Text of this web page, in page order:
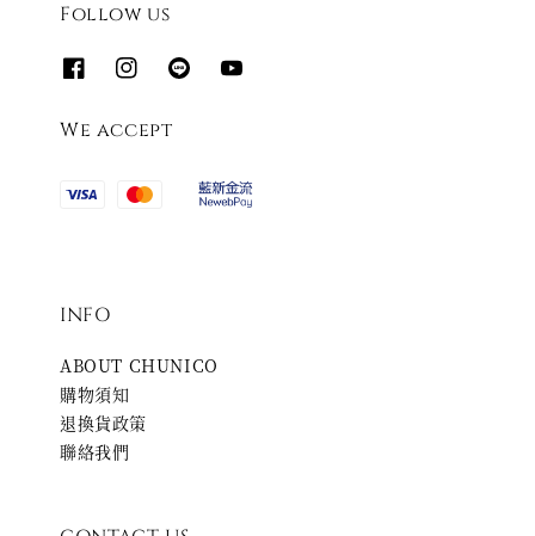
Follow us
We accept
INFO
ABOUT CHUNICO
購物須知
退換貨政策
聯絡我們